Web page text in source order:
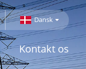
Dansk
Kontakt os